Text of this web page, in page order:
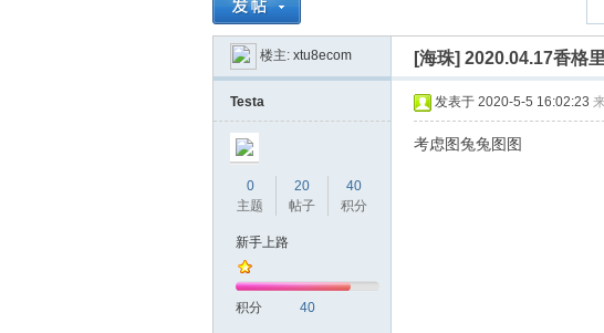
» › › ›
楼主: xtu8ecom [海珠] 2020.04.17香格
Testa
0
主题
20
帖子
40
积分
新手上路
积分 40
发表于 2020-5-5 16:02:23
考虑图兔兔图图